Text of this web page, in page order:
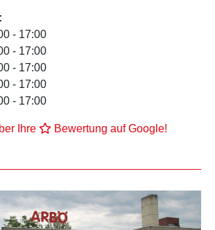
- 17:00
- 17:00
- 17:00
- 17:00
- 17:00
Ihre Bewertung auf Google!